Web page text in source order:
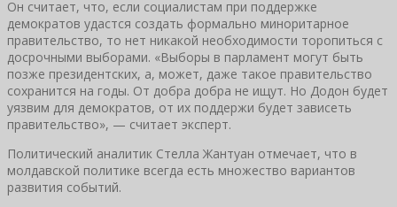
Он считает, что, если социалистам при поддержке
демократов удастся создать формально миноритарное
правительство, то нет никакой необходимости торопиться с
досрочными выборами. «Выборы в парламент могут быть
позже президентских, а, может, даже такое правительство
сохранится на годы. От добра добра не ищут. Но Додон будет
уязвим для демократов, от их поддержи будет зависеть
правительство», — считает эксперт.
Политический аналитик Стелла Жантуан отмечает, что в
молдавской политике всегда есть множество вариантов
развития событий.